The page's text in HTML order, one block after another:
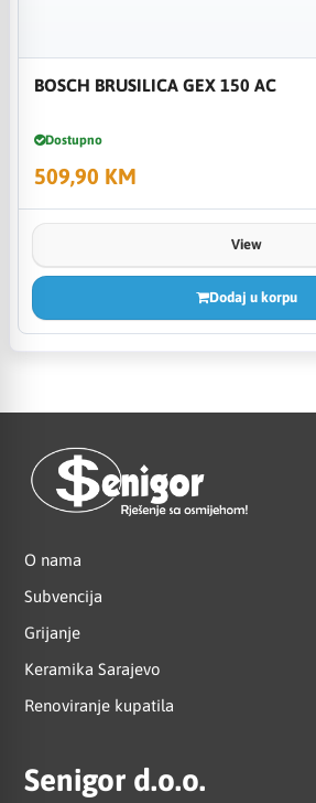
BOSCH BRUSILICA GEX 150 AC
Dostupno
509,90 KM
View
Dodaj u korpu
O nama
Subvencija
Grijanje
Keramika Sarajevo
Renoviranje kupatila
Senigor d.o.o.